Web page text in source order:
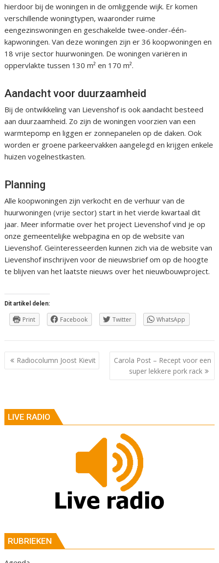
hierdoor bij de woningen in de omliggende wijk. Er komen
verschillende woningtypen, waaronder ruime
eengezinswoningen en geschakelde twee-onder-één-
kapwoningen. Van deze woningen zijn er 36 koopwoningen en
18 vrije sector huurwoningen. De woningen variëren in
oppervlakte tussen 130 m² en 170 m².
Aandacht voor duurzaamheid
Bij de ontwikkeling van Lievenshof is ook aandacht besteed
aan duurzaamheid. Zo zijn de woningen voorzien van een
warmtepomp en liggen er zonnepanelen op de daken. Ook
worden er groene parkeervakken aangelegd en krijgen enkele
huizen vogelnestkasten.
Planning
Alle koopwoningen zijn verkocht en de verhuur van de
huurwoningen (vrije sector) start in het vierde kwartaal dit
jaar. Meer informatie over het project Lievenshof vind je op
onze gemeentelijke webpagina en op de website van
Lievenshof. Geïnteresseerden kunnen zich via de website van
Lievenshof inschrijven voor de nieuwsbrief om op de hoogte
te blijven van het laatste nieuws over het nieuwbouwproject.
Dit artikel delen:
Print Facebook Twitter WhatsApp
Berichtnavigatie
Radiocolumn Joost Kievit
Carola Post – Recept voor een
super lekkere pork rack
LIVE RADIO
RUBRIEKEN